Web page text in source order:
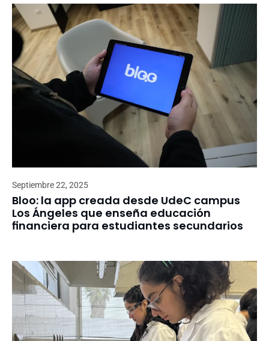
Septiembre 22, 2025
Bloo: la app creada desde UdeC campus
Los Ángeles que enseña educación
financiera para estudiantes secundarios